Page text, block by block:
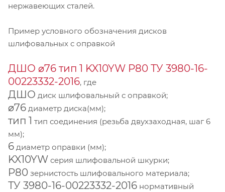
нержавеющих сталей.
Пример условного обозначения дисков
шлифовальных с оправкой
ДШО ⌀76 тип 1 KX10YW Р80 ТУ 3980-16-
00223332-2016, где
ДШО диск шлифовальный с оправкой;
⌀76 диаметр диска(мм);
тип 1 тип соединения (резьба двухзаходная, шаг 6
мм);
6 диаметр оправки (мм);
KX10YW серия шлифовальной шкурки;
P80 зернистость шлифовального материала;
ТУ 3980-16-00223332-2016 нормативный